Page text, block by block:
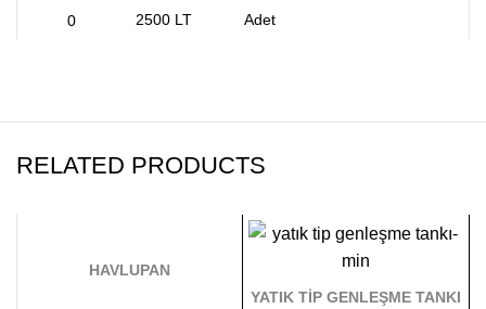
2500 LT Adet
Adet
Adet
RELATED PRODUCTS
HAVLUPAN
YATIK TİP GENLEŞME TANKI